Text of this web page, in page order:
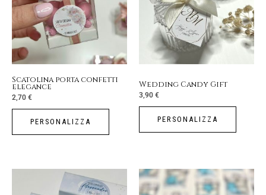
Scatolina porta confetti
elegance
2,70 €
PERSONALIZZA
Wedding Candy Gift
3,90 €
PERSONALIZZA